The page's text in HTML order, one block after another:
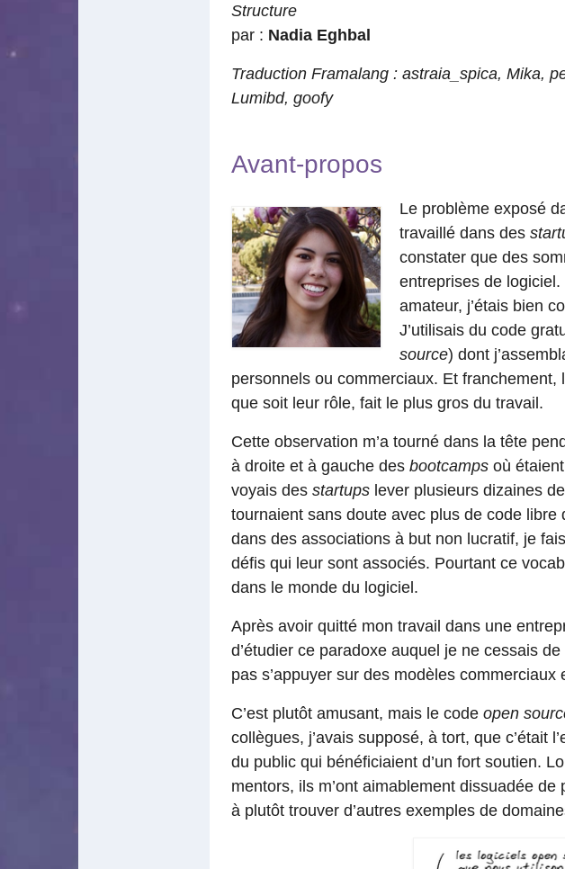
Structure
par : Nadia Eghbal
Traduction Framalang : astraia_spica, Mika,
Lumibd, goofy
Avant-propos
Le problème exposé
travaillé dans des
constater que des
entreprises de
amateur, j’étais bien
J’utilisais du code
source) dont
personnels ou commerciaux. Et
que soit leur rôle, fait le plus gros du travail.
Cette observation m’a tourné dans la tête
à droite et à gauche des bootcampsoù étaient
voyais des startupslever plusieurs dizaines
tournaient sans doute avec plus de code
dans des associations à but non lucratif, je
défis qui leur sont associés. Pourtant ce
dans le monde du logiciel.
Après avoir quitté mon travail dans une
d’étudier ce paradoxe auquel je ne cessais
pas s’appuyer sur des modèles
C’est plutôt amusant, mais le code open
collègues, j’avais supposé, à tort, que c’était
du public qui bénéficiaient d’un fort soutien.
mentors, ils m’ont aimablement dissuadée
à plutôt trouver d’autres exemples de